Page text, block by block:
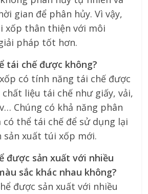
gian để phân hủy. Vì vậy,
xốp thân thiện với môi
pháp tốt hơn.
tái chế được không?
có tính năng tái chế được
liệu tái chế như giấy, vải,
Chúng có khả năng phân
có thể tái chế để sử dụng lại
xuất túi xốp mới.
được sản xuất với nhiều
sắc khác nhau không?
được sản xuất với nhiều